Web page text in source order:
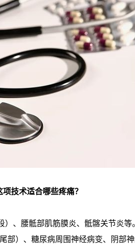
项技术适合哪些疼痛？
、腰骶部肌筋膜炎、骶髂关节炎等
部）、糖尿病周围神经病变、阴部神